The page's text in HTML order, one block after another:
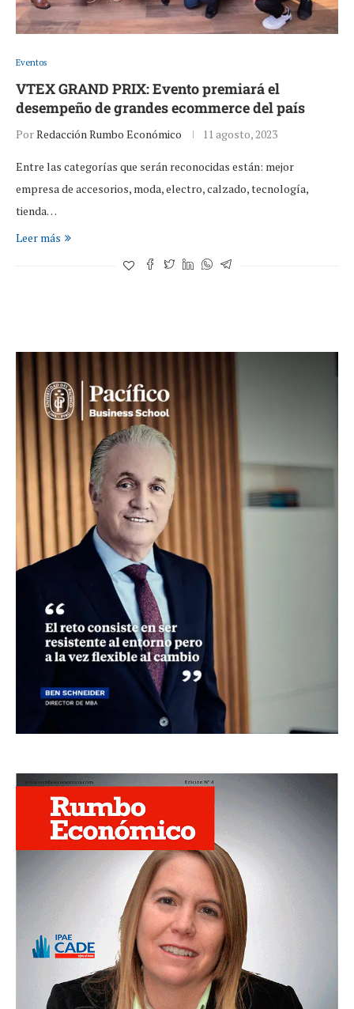
Eventos
VTEX GRAND PRIX: Evento premiará el
desempeño de grandes ecommerce del país
PorRedacción Rumbo Económico 11 agosto, 2023
Entre las categorías que serán reconocidas están: mejor
empresa de accesorios, moda, electro, calzado, tecnología,
tienda…
Leer más